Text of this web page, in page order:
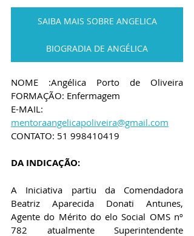
SAIBA MAIS SOBRE ANGELICA
BIOGRADIA DE ANGÉLICA
FORMAÇÃO: Enfermagem
mentoraangelicapoliveira@gmail.com
CONTATO: 51 998410419
DA INDICAÇÃO:
A Iniciativa partiu da Comendadora
Beatriz Aparecida Donati Antunes,